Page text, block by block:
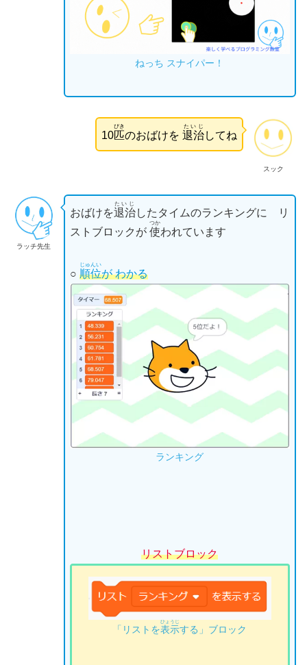
ねっち スナイパー！
スック
10匹
ぴき
のおばけを退治
たいじ
してね
ラッチ先生
おばけを退治
たいじ
したタイムのランキングに リ
ストブロックが 使
つか
われています
○ 順位
じゅんい
が わかる
ランキング
リストブロック
「リストを表示
ひょうじ
する」ブロック